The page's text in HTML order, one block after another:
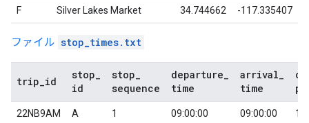
F Silver Lakes Market 34.744662 -117.335407
ファイル stop_times.txt
trip id
stop
id
stop
sequence
departure
time
arrival
time
22NB9AM A 1 09:00:00 09:00:00 1